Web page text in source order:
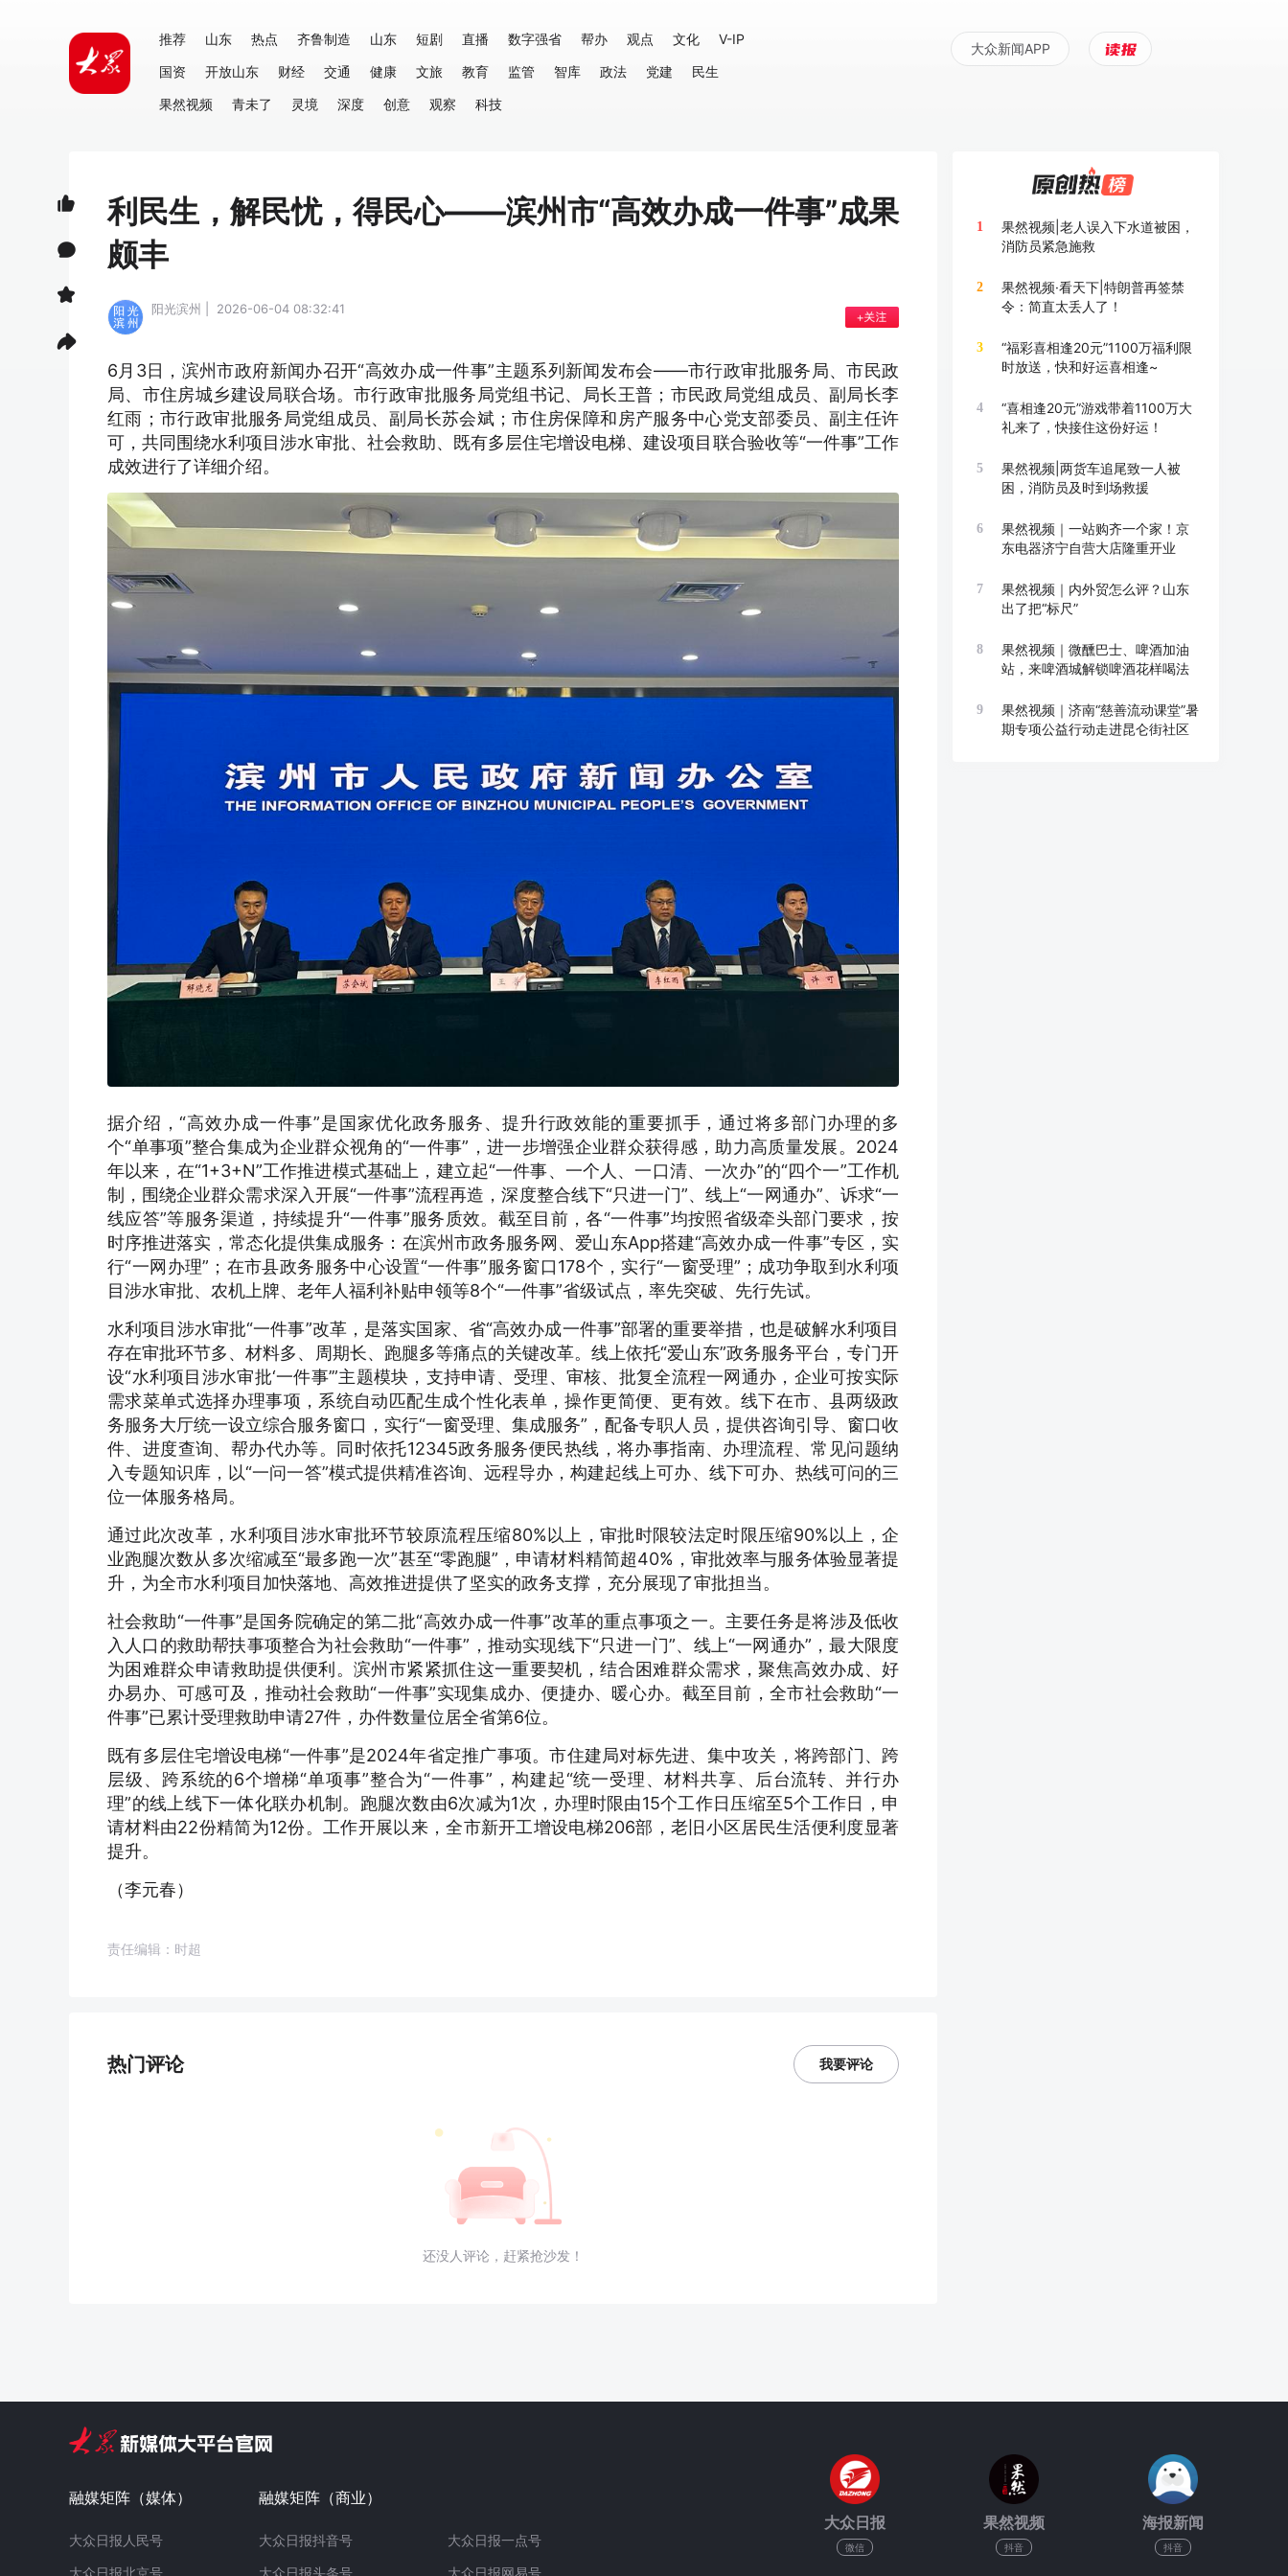
推荐 山东 热点 齐鲁制造 山东 短剧 直播 数字强省 帮办 观点 文化
V-IP
国资
开放山东 财经 交通 健康 文旅 教育 监管 智库 政法 党建
民生
果然视频
青未了 灵境 深度 创意 观察 科技
大众新闻APP
利民生，解民忧，得民心——滨州市“高效办成一件事”成果
颇丰
阳光滨州 | 2026-06-04 08:32:41
6月3日，滨州市政府新闻办召开“高效办成一件事”主题系列新闻发布会——市行政审批服务局、市民政
局、市住房城乡建设局联合场。市行政审批服务局党组书记、局长王普；市民政局党组成员、副局长李
红雨；市行政审批服务局党组成员、副局长苏会斌；市住房保障和房产服务中心党支部委员、副主任许
可，共同围绕水利项目涉水审批、社会救助、既有多层住宅增设电梯、建设项目联合验收等“一件事”工作
成效进行了详细介绍。
据介绍，“高效办成一件事”是国家优化政务服务、提升行政效能的重要抓手，通过将多部门办理的多
个“单事项”整合集成为企业群众视角的“一件事”，进一步增强企业群众获得感，助力高质量发展。2024
年以来，在“1+3+N”工作推进模式基础上，建立起“一件事、一个人、一口清、一次办”的“四个一”工作机
制，围绕企业群众需求深入开展“一件事”流程再造，深度整合线下“只进一门”、线上“一网通办”、诉求“一
线应答”等服务渠道，持续提升“一件事”服务质效。截至目前，各“一件事”均按照省级牵头部门要求，按
时序推进落实，常态化提供集成服务：在滨州市政务服务网、爱山东App搭建“高效办成一件事”专区，实
行“一网办理”；在市县政务服务中心设置“一件事”服务窗口178个，实行“一窗受理”；成功争取到水利项
目涉水审批、农机上牌、老年人福利补贴申领等8个“一件事”省级试点，率先突破、先行先试。
水利项目涉水审批“一件事”改革，是落实国家、省“高效办成一件事”部署的重要举措，也是破解水利项目
存在审批环节多、材料多、周期长、跑腿多等痛点的关键改革。线上依托“爱山东”政务服务平台，专门开
设“水利项目涉水审批‘一件事’”主题模块，支持申请、受理、审核、批复全流程一网通办，企业可按实际
需求菜单式选择办理事项，系统自动匹配生成个性化表单，操作更简便、更有效。线下在市、县两级政
务服务大厅统一设立综合服务窗口，实行“一窗受理、集成服务”，配备专职人员，提供咨询引导、窗口收
件、进度查询、帮办代办等。同时依托12345政务服务便民热线，将办事指南、办理流程、常见问题纳
入专题知识库，以“一问一答”模式提供精准咨询、远程导办，构建起线上可办、线下可办、热线可问的三
位一体服务格局。
通过此次改革，水利项目涉水审批环节较原流程压缩80%以上，审批时限较法定时限压缩90%以上，企
业跑腿次数从多次缩减至“最多跑一次”甚至“零跑腿”，申请材料精简超40%，审批效率与服务体验显著提
升，为全市水利项目加快落地、高效推进提供了坚实的政务支撑，充分展现了审批担当。
社会救助“一件事”是国务院确定的第二批“高效办成一件事”改革的重点事项之一。主要任务是将涉及低收
入人口的救助帮扶事项整合为社会救助“一件事”，推动实现线下“只进一门”、线上“一网通办”，最大限度
为困难群众申请救助提供便利。滨州市紧紧抓住这一重要契机，结合困难群众需求，聚焦高效办成、好
办易办、可感可及，推动社会救助“一件事”实现集成办、便捷办、暖心办。截至目前，全市社会救助“一
件事”已累计受理救助申请27件，办件数量位居全省第6位。
既有多层住宅增设电梯“一件事”是2024年省定推广事项。市住建局对标先进、集中攻关，将跨部门、跨
层级、跨系统的6个增梯“单项事”整合为“一件事”，构建起“统一受理、材料共享、后台流转、并行办
理”的线上线下一体化联办机制。跑腿次数由6次减为1次，办理时限由15个工作日压缩至5个工作日，申
请材料由22份精简为12份。工作开展以来，全市新开工增设电梯206部，老旧小区居民生活便利度显著
提升。
（李元春）
责任编辑：时超
热门评论 我要评论
还没人评论，赶紧抢沙发！
1
果然视频|老人误入下水道被困，
消防员紧急施救
2
果然视频·看天下|特朗普再签禁
令：简直太丢人了！
3
“福彩喜相逢20元”1100万福利限
时放送，快和好运喜相逢~
4
“喜相逢20元”游戏带着1100万大
礼来了，快接住这份好运！
5
果然视频|两货车追尾致一人被
困，消防员及时到场救援
6
果然视频｜一站购齐一个家！京
东电器济宁自营大店隆重开业
7
果然视频｜内外贸怎么评？山东
出了把“标尺”
8
果然视频｜微醺巴士、啤酒加油
站，来啤酒城解锁啤酒花样喝法
9
果然视频｜济南“慈善流动课堂”暑
期专项公益行动走进昆仑街社区
融媒矩阵（媒体）
大众日报人民号
大众日报北京号
融媒矩阵（商业）
大众日报抖音号
大众日报头条号
大众日报一点号
大众日报网易号
大众日报
微信
果然视频
抖音
海报新闻
抖音